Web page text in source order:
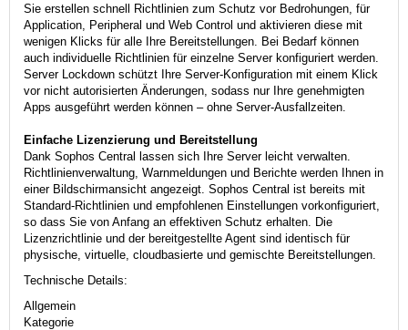
Sie erstellen schnell Richtlinien zum Schutz vor Bedrohungen, für
Application, Peripheral und Web Control und aktivieren diese mit
wenigen Klicks für alle Ihre Bereitstellungen. Bei Bedarf können
auch individuelle Richtlinien für einzelne Server konfiguriert werden.
Server Lockdown schützt Ihre Server-Konfiguration mit einem Klick
vor nicht autorisierten Änderungen, sodass nur Ihre genehmigten
Apps ausgeführt werden können – ohne Server-Ausfallzeiten.
Einfache Lizenzierung und Bereitstellung
Dank Sophos Central lassen sich Ihre Server leicht verwalten.
Richtlinienverwaltung, Warnmeldungen und Berichte werden Ihnen in
einer Bildschirmansicht angezeigt. Sophos Central ist bereits mit
Standard-Richtlinien und empfohlenen Einstellungen vorkonfiguriert,
so dass Sie von Anfang an effektiven Schutz erhalten. Die
Lizenzrichtlinie und der bereitgestellte Agent sind identisch für
physische, virtuelle, cloudbasierte und gemischte Bereitstellungen.
Technische Details:
Allgemein
Kategorie